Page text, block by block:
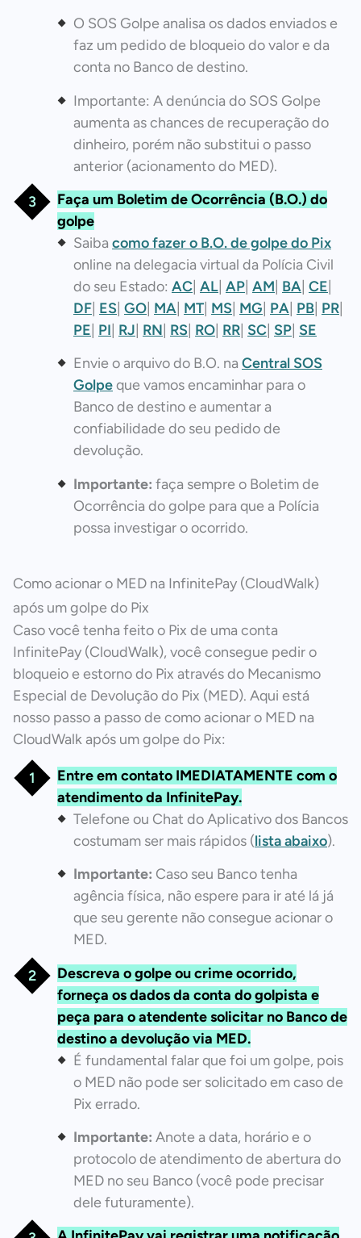
O SOS Golpe analisa os dados enviados e
faz um pedido de bloqueio do valor e da
conta no Banco de destino.
Importante: A denúncia do SOS Golpe
aumenta as chances de recuperação do
dinheiro, porém não substitui o passo
anterior (acionamento do MED).
Faça um Boletim de Ocorrência (B.O.) do
golpe
Saiba como fazer o B.O. de golpe do Pix
online na delegacia virtual da Polícia Civil
do seu Estado: AC AL AP AM BA CE
DF ES GO MA MT MS MG PA PB PR
PE PI RJ RN RS RO RR SC SP SE
Envie o arquivo do B.O. na Central SOS
Golpeque vamos encaminhar para o
Banco de destino e aumentar a
confiabilidade do seu pedido de
devolução.
Importante: faça sempre o Boletim de
Ocorrência do golpe para que a Polícia
possa investigar o ocorrido.
Como acionar o MED na InfinitePay (CloudWalk)
após um golpe do Pix
Caso você tenha feito o Pix de uma conta
InfinitePay (CloudWalk), você consegue pedir o
bloqueio e estorno do Pix através do Mecanismo
Especial de Devolução do Pix (MED). Aqui está
nosso passo a passo de como acionar o MED na
CloudWalk após um golpe do Pix:
Entre em contato IMEDIATAMENTE com o
atendimento da InfinitePay.
Telefone ou Chat do Aplicativo dos Bancos
costumam ser mais rápidos (lista abaixo).
Importante: Caso seu Banco tenha
agência física, não espere para ir até lá já
que seu gerente não consegue acionar o
MED.
Descreva o golpe ou crime ocorrido,
forneça os dados da conta do golpista e
peça para o atendente solicitar no Banco de
destino a devolução via MED.
É fundamental falar que foi um golpe, pois
o MED não pode ser solicitado em caso de
Pix errado.
Importante: Anote a data, horário e o
protocolo de atendimento de abertura do
MED no seu Banco (você pode precisar
dele futuramente).